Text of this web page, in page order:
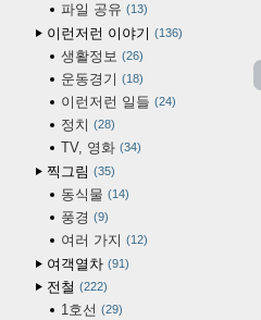
파일 공유 13
이런저런 이야기 136
생활정보 26
운동경기 18
이런저런 일들 24
정치 28
TV, 영화 34
찍그림 35
동식물 14
풍경 9
여러 가지 12
여객열차 91
전철 222
1호선 29